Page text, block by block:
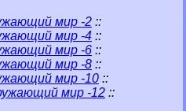
мир -2 ::
мир -4 ::
мир -6 ::
мир -8 ::
мир -10 ::
мир -12 ::